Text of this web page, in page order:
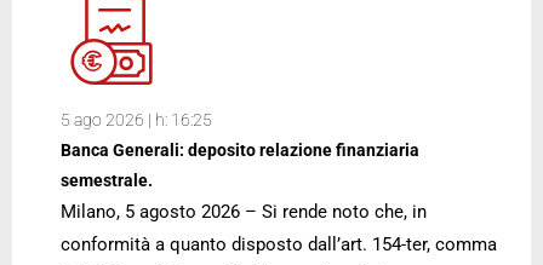
5 ago 2026 | h: 16:25
Banca Generali: deposito relazione finanziaria
semestrale.
Milano, 5 agosto 2026 – Si rende noto che, in
conformità a quanto disposto dall’art. 154-ter, comma